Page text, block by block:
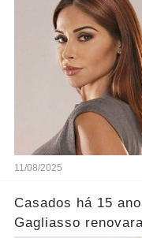
11/08/2025
Casados há 15
Gagliasso